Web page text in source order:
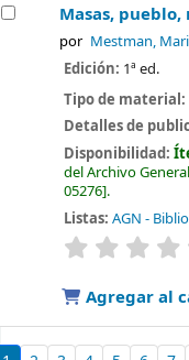
Masas,
por Mestman,
Edición: 1ª ed.
Tipo de material:
Detalles de
Disponibilidad:
del Archivo
05276 .
Listas: AGN -
valoración
Agregar al